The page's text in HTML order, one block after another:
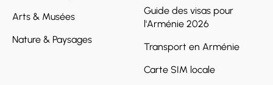
Arts & Musées
Nature & Paysages
Guide des visas pour
l'Arménie 2026
Transport en Arménie
Carte SIM locale